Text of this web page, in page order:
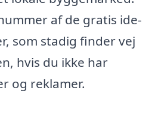
af de gratis ide-
som stadig finder vej
hvis du ikke har
og reklamer.